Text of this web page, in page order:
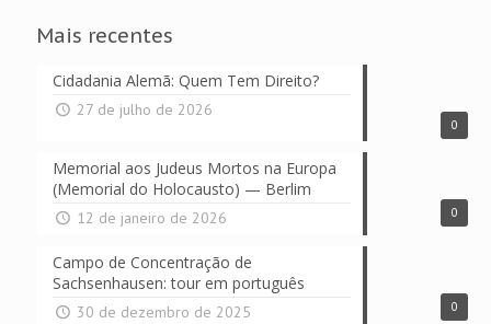
Mais recentes
0
Cidadania Alemã: Quem Tem Direito?
27 de julho de 2026
0
Memorial aos Judeus Mortos na Europa
(Memorial do Holocausto) — Berlim
12 de janeiro de 2026
0
Campo de Concentração de
Sachsenhausen: tour em português
30 de dezembro de 2025